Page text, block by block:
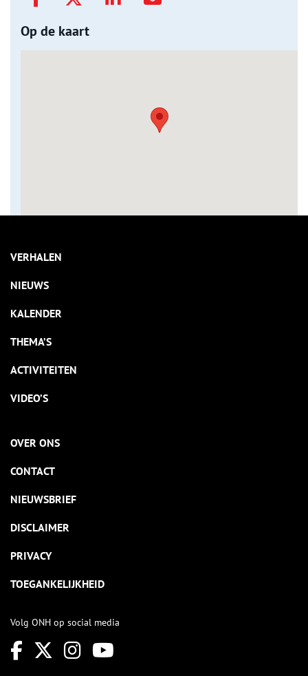
Op de kaart
VERHALEN
NIEUWS
KALENDER
THEMA’S
ACTIVITEITEN
VIDEO’S
OVER ONS
CONTACT
NIEUWSBRIEF
DISCLAIMER
PRIVACY
TOEGANKELIJKHEID
Volg ONH op social media